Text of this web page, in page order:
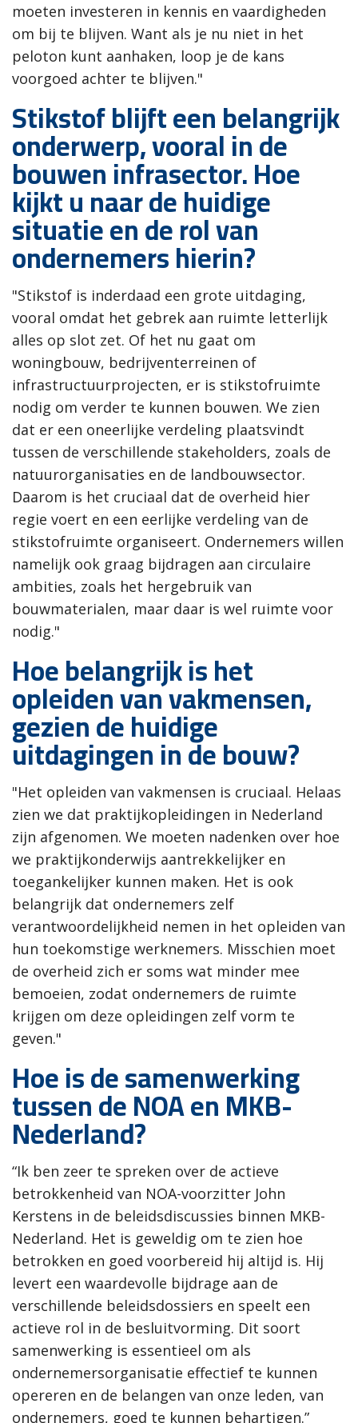
moeten investeren in kennis en vaardigheden
om bij te blijven. Want als je nu niet in het
peloton kunt aanhaken, loop je de kans
voorgoed achter te blijven."
Stikstof blijft een belangrijk
onderwerp, vooral in de
bouwen infrasector. Hoe
kijkt u naar de huidige
situatie en de rol van
ondernemers hierin?
"Stikstof is inderdaad een grote uitdaging,
vooral omdat het gebrek aan ruimte letterlijk
alles op slot zet. Of het nu gaat om
woningbouw, bedrijventerreinen of
infrastructuurprojecten, er is stikstofruimte
nodig om verder te kunnen bouwen. We zien
dat er een oneerlijke verdeling plaatsvindt
tussen de verschillende stakeholders, zoals de
natuurorganisaties en de landbouwsector.
Daarom is het cruciaal dat de overheid hier
regie voert en een eerlijke verdeling van de
stikstofruimte organiseert. Ondernemers willen
namelijk ook graag bijdragen aan circulaire
ambities, zoals het hergebruik van
bouwmaterialen, maar daar is wel ruimte voor
nodig."
Hoe belangrijk is het
opleiden van vakmensen,
gezien de huidige
uitdagingen in de bouw?
"Het opleiden van vakmensen is cruciaal. Helaas
zien we dat praktijkopleidingen in Nederland
zijn afgenomen. We moeten nadenken over hoe
we praktijkonderwijs aantrekkelijker en
toegankelijker kunnen maken. Het is ook
belangrijk dat ondernemers zelf
verantwoordelijkheid nemen in het opleiden van
hun toekomstige werknemers. Misschien moet
de overheid zich er soms wat minder mee
bemoeien, zodat ondernemers de ruimte
krijgen om deze opleidingen zelf vorm te
geven."
Hoe is de samenwerking
tussen de NOA en MKB-
Nederland?
“Ik ben zeer te spreken over de actieve
betrokkenheid van NOA-voorzitter John
Kerstens in de beleidsdiscussies binnen MKB-
Nederland. Het is geweldig om te zien hoe
betrokken en goed voorbereid hij altijd is. Hij
levert een waardevolle bijdrage aan de
verschillende beleidsdossiers en speelt een
actieve rol in de besluitvorming. Dit soort
samenwerking is essentieel om als
ondernemersorganisatie effectief te kunnen
opereren en de belangen van onze leden, van
ondernemers, goed te kunnen behartigen.”